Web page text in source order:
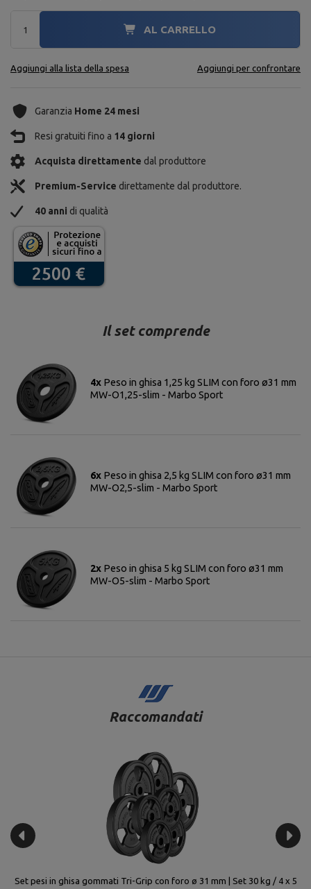
AL CARRELLO
Aggiungi alla lista della spesa Aggiungi per confrontare
Garanzia Home 24 mesi
Resi gratuiti fino a 14 giorni
Acquista direttamente dal produttore
Premium-Service direttamente dal produttore.
40 anni di qualità
Il set comprende
4x Peso in ghisa 1,25 kg SLIM con foro ø31 mm
MW-O1,25-slim - Marbo Sport
6x Peso in ghisa 2,5 kg SLIM con foro ø31 mm
MW-O2,5-slim - Marbo Sport
2x Peso in ghisa 5 kg SLIM con foro ø31 mm
MW-O5-slim - Marbo Sport
Raccomandati
Peso in ghisa gommato 5 kg con foro ø31 mm MW-O5G-kier - Marbo